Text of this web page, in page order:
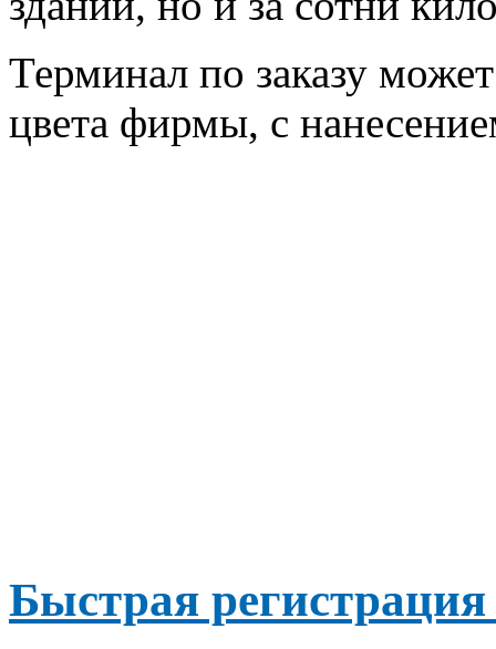
Терминал по заказу
цвета фирмы, с
Быстрая регистрация